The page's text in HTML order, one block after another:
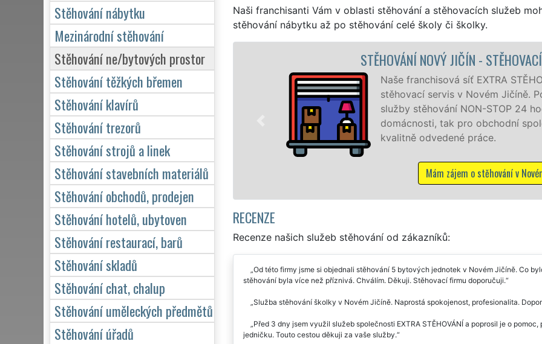
Naši franchisanti Vám v oblasti stěhování a stěhovacích služeb
stěhování nábytku až po stěhování celé školy či školky.
STĚHOVÁNÍ NOVÝ JIČÍN - STĚHOVACÍ PRÁCE NOVÝ JIČÍN
Naše franchisová síť EXTRA STĚHOVÁNÍ vám zajišťuje kompletní
stěhovací servis v Novém Jičíně. Poskytujeme profesionální a kvalitní
služby stěhování NON-STOP 24 hodin denně, 7 dní v týdnu jak pro
domácnosti, tak pro obchodní společnosti, a to levně a se zárukou
kvalitně odvedené práce.
RECENZE
Recenze našich služeb stěhování od zákazníků:
Od této firmy jsme si objednali stěhování 5 bytových jednotek v Novém Jičíně. Co
stěhování byla více než příznivá. Chválím. Děkuji. Stěhovací firmu doporučuji.
Služba stěhování školky v Novém Jičíně. Naprostá spokojenost, profesionalita.
Před 3 dny jsem využil služeb společnosti EXTRA STĚHOVÁNÍ a poprosil je o
jedničku. Touto cestou děkuji za vaše služby.
Stěhování nábytku
Mezinárodní stěhování
Stěhování ne/bytových prostor
Stěhování těžkých břemen
Stěhování klavírů
Stěhování trezorů
Stěhování strojů a linek
Stěhování stavebních materiálů
Stěhování obchodů, prodejen
Stěhování hotelů, ubytoven
Stěhování restaurací, barů
Stěhování skladů
Stěhování chat, chalup
Stěhování uměleckých předmětů
Stěhování úřadů